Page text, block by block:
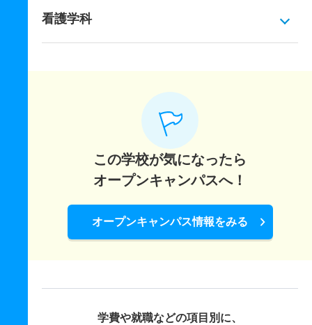
看護学科
この学校が気になったら
オープンキャンパスへ！
オープンキャンパス情報をみる
学費や就職などの項目別に、